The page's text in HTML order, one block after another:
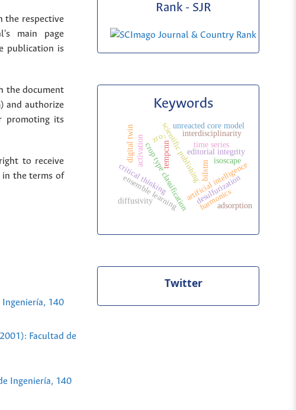
the respective
main page
publication is
the document
and authorize
promoting its
to receive
in the terms of
Ingeniería, 140
Facultad de
Ingeniería, 140
Rank - SJR
Keywords
artificial intelligence
scientific publishingeditorial integrity
crop type classification time series
ensemble learning
tempcnn
bilstm
activation
desulfurization
diffusivity
unreacted core model
critical thinking
interdisciplinarity
harmonics
digital twin isoscape
adsorption
zro₂
Twitter